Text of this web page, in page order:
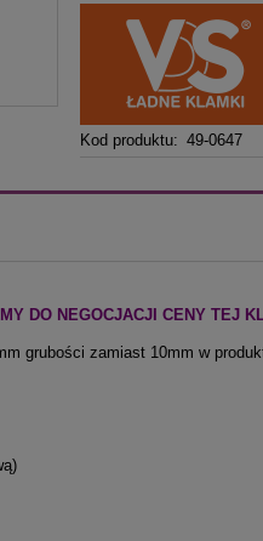
Kod produktu: 49-0647
DO NEGOCJACJI CENY TEJ
grubości zamiast 10mm w